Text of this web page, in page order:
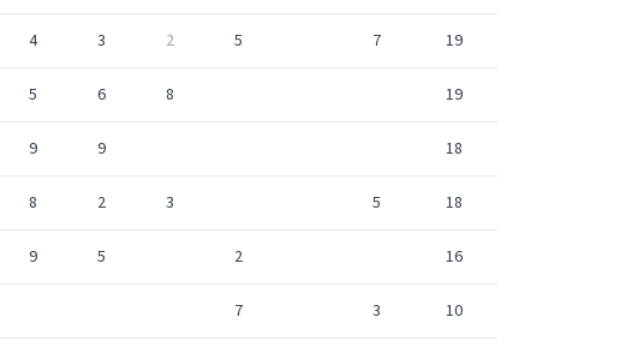
4 3 2 5 7 19
5 6 8 19
9 9 18
8 2 3 5 18
9 5 2 16
7 3 10